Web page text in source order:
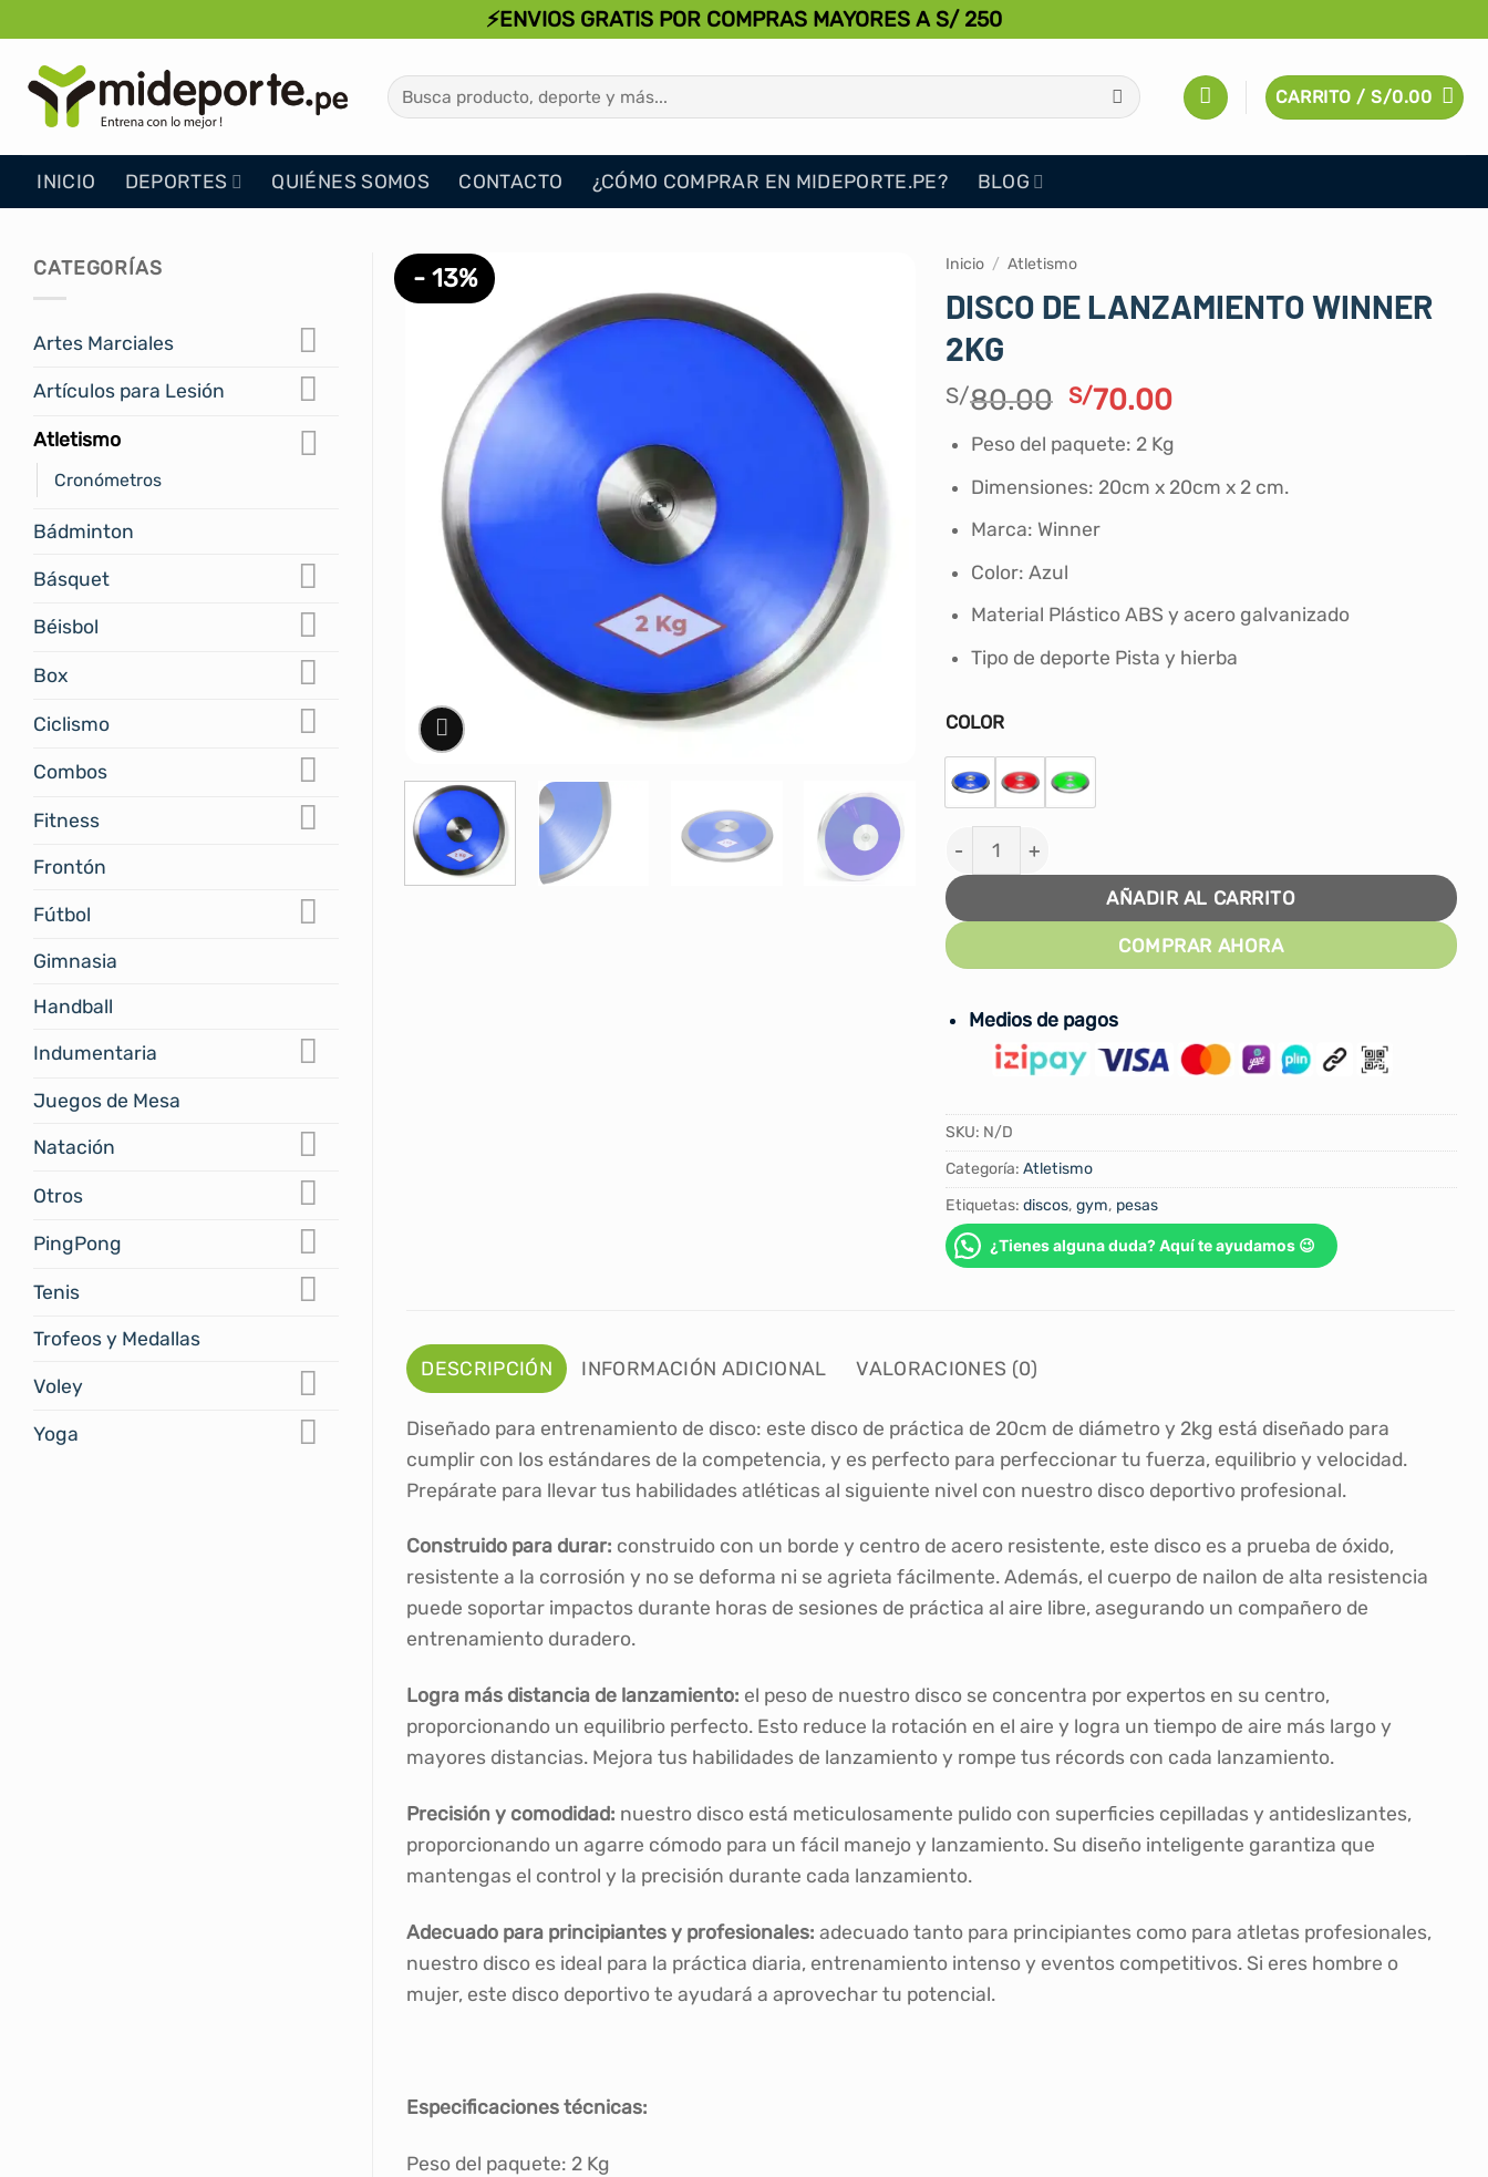
al
contenido
⚡ENVIOS GRATIS POR COMPRAS MAYORES A S/ 250
Buscar
por:
CARRITO /S/0.00
INICIO DEPORTES QUIÉNES SOMOS CONTACTO ¿CÓMO COMPRAR EN MIDEPORTE.PE? BLOG
CATEGORÍAS
Artes Marciales
Artículos para Lesión
Atletismo
Cronómetros
Bádminton
Básquet
Béisbol
Box
Ciclismo
Combos
Fitness
Frontón
Fútbol
Gimnasia
Handball
Indumentaria
Juegos de Mesa
Natación
Otros
PingPong
Tenis
Trofeos y Medallas
Voley
Yoga
- 13% Inicio / Atletismo
DISCO DE LANZAMIENTO WINNER
2KG
S/80.00 El
precio
original
era:
S/70.00El
actual
es:
Peso del paquete: ‎2 Kg
Dimensiones: 20cm x 20cm x 2 cm.
Marca‎: Winner
Color: ‎Azul
Material ‎Plástico ABS y acero galvanizado
Tipo de deporte ‎Pista y hierba
COLOR
DISCO DE LANZAMIENTO WINNER 2KG cantidad
AÑADIR AL CARRITO
COMPRAR AHORA
Medios de pagos
SKU: N/D
Categoría: Atletismo
Etiquetas: discos, gym, pesas
¿Tienes alguna duda? Aquí te ayudamos 😉
DESCRIPCIÓN INFORMACIÓN ADICIONAL VALORACIONES (0)
Diseñado para entrenamiento de disco: este disco de práctica de 20cm de diámetro y 2kg está diseñado para
cumplir con los estándares de la competencia, y es perfecto para perfeccionar tu fuerza, equilibrio y velocidad.
Prepárate para llevar tus habilidades atléticas al siguiente nivel con nuestro disco deportivo profesional.
Construido para durar: construido con un borde y centro de acero resistente, este disco es a prueba de óxido,
resistente a la corrosión y no se deforma ni se agrieta fácilmente. Además, el cuerpo de nailon de alta resistencia
puede soportar impactos durante horas de sesiones de práctica al aire libre, asegurando un compañero de
entrenamiento duradero.
Logra más distancia de lanzamiento: el peso de nuestro disco se concentra por expertos en su centro,
proporcionando un equilibrio perfecto. Esto reduce la rotación en el aire y logra un tiempo de aire más largo y
mayores distancias. Mejora tus habilidades de lanzamiento y rompe tus récords con cada lanzamiento.
Precisión y comodidad: nuestro disco está meticulosamente pulido con superficies cepilladas y antideslizantes,
proporcionando un agarre cómodo para un fácil manejo y lanzamiento. Su diseño inteligente garantiza que
mantengas el control y la precisión durante cada lanzamiento.
Adecuado para principiantes y profesionales: adecuado tanto para principiantes como para atletas profesionales,
nuestro disco es ideal para la práctica diaria, entrenamiento intenso y eventos competitivos. Si eres hombre o
mujer, este disco deportivo te ayudará a aprovechar tu potencial.
Especificaciones técnicas:
Peso del paquete: ‎2 Kg